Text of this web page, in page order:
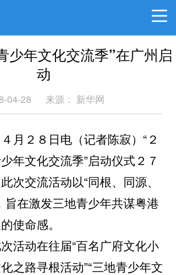
少年文化交流季”在广州启
动
04-28 来源： 新华网
２８日电（记者陈寂）“２
年文化交流季”启动仪式２７
次交流活动以“同根、同源、
旨在激发三地青少年共谋粤港
使命感。
动在往届“百名广府文化小
之路寻根活动”“三地青少年文